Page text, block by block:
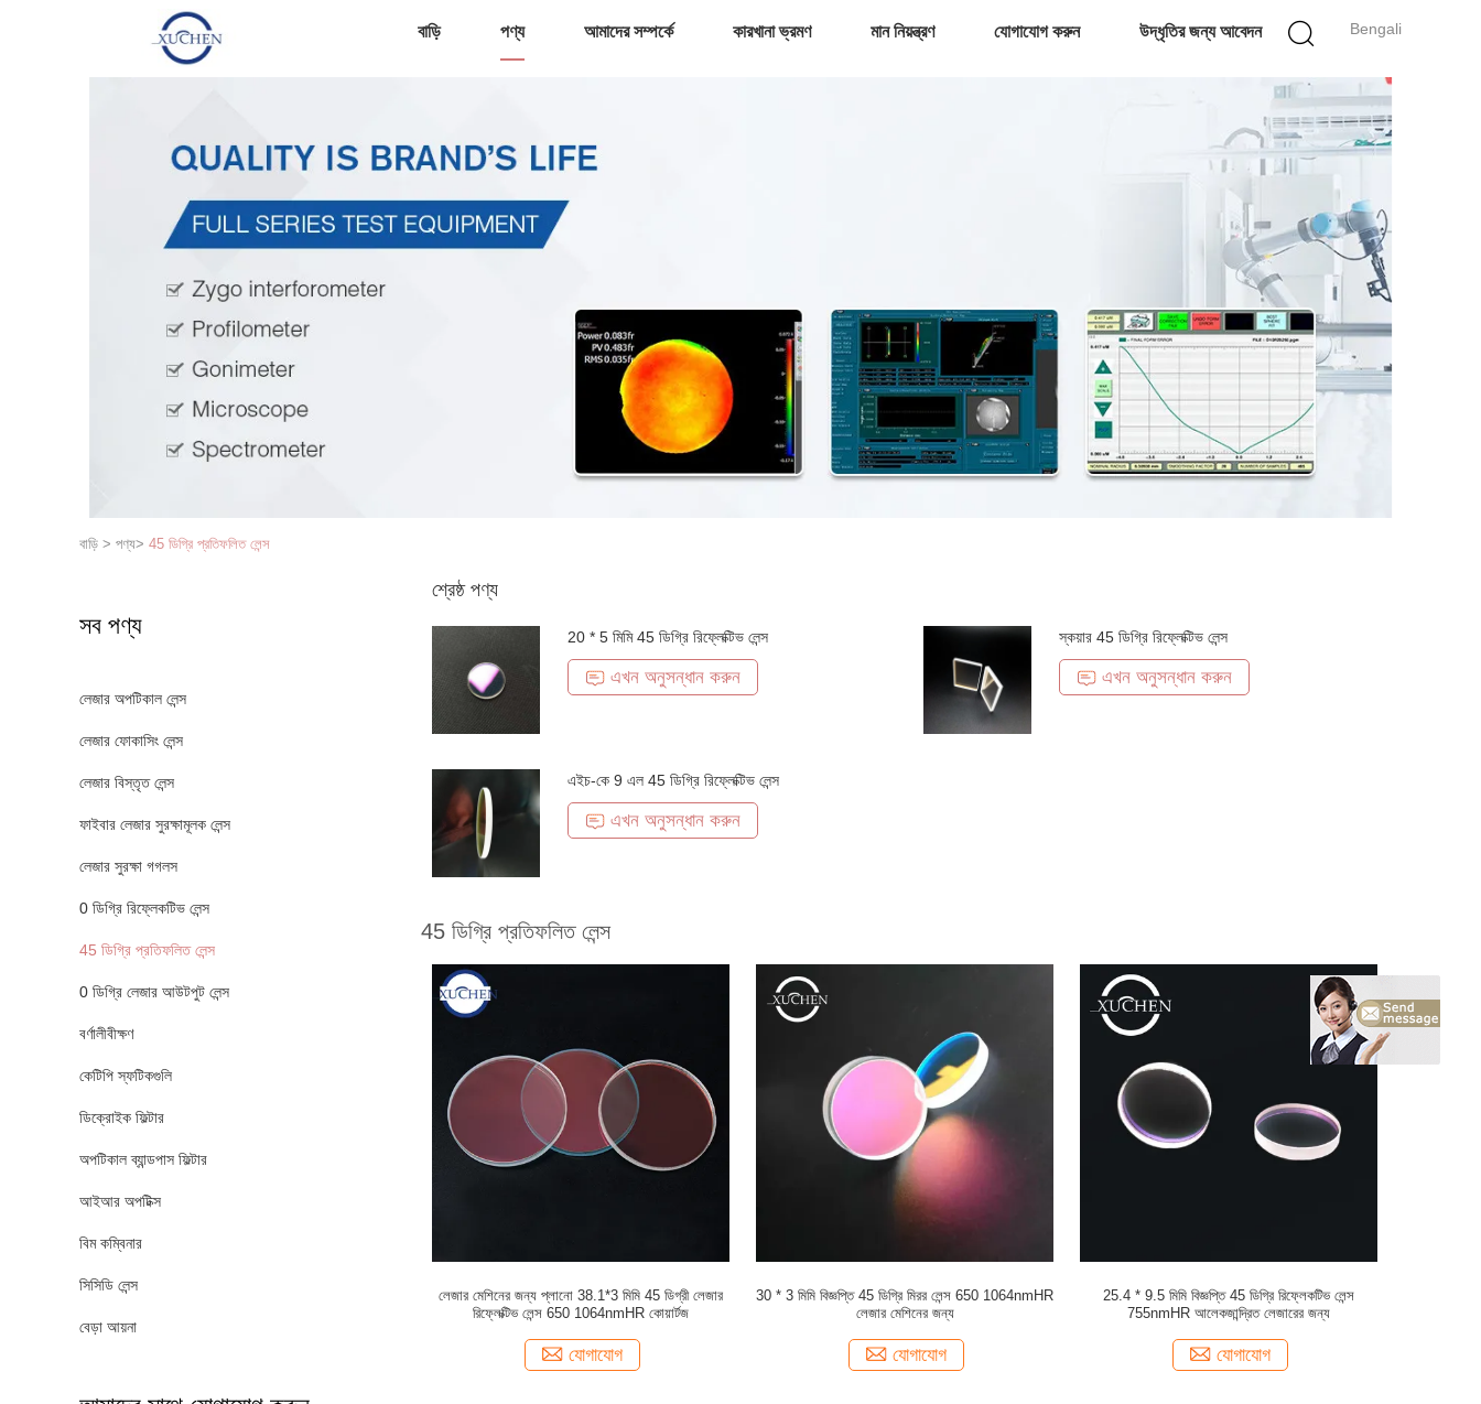
Bengali
বাড়ি পণ্য আমাদের সম্পর্কে কারখানা ভ্রমণ মান নিয়ন্ত্রণ যোগাযোগ করুন উদ্ধৃতির জন্য আবেদন
বাড়ি > পণ্য> 45 ডিগ্রি প্রতিফলিত লেন্স
সব পণ্য
লেজার অপটিকাল লেন্স
লেজার ফোকাসিং লেন্স
লেজার বিস্তৃত লেন্স
ফাইবার লেজার সুরক্ষামূলক লেন্স
লেজার সুরক্ষা গগলস
0 ডিগ্রি রিফ্লেকটিভ লেন্স
45 ডিগ্রি প্রতিফলিত লেন্স
0 ডিগ্রি লেজার আউটপুট লেন্স
বর্ণালীবীক্ষণ
কেটিপি স্ফটিকগুলি
ডিক্রোইক ফিল্টার
অপটিকাল ব্যান্ডপাস ফিল্টার
আইআর অপটিক্স
বিম কম্বিনার
সিসিডি লেন্স
বেড়া আয়না
শ্রেষ্ঠ পণ্য
20 * 5 মিমি 45 ডিগ্রি রিফ্লেক্টিভ লেন্স
এখন অনুসন্ধান করুন
স্কয়ার 45 ডিগ্রি রিফ্লেক্টিভ লেন্স
এখন অনুসন্ধান করুন
এইচ-কে 9 এল 45 ডিগ্রি রিফ্লেক্টিভ লেন্স
এখন অনুসন্ধান করুন
45 ডিগ্রি প্রতিফলিত লেন্স
লেজার মেশিনের জন্য প্লানো 38.1*3 মিমি 45 ডিগ্রী লেজার
রিফ্লেক্টিভ লেন্স 650 1064nmHR কোয়ার্টজ
যোগাযোগ
30 * 3 মিমি বিজ্ঞপ্তি 45 ডিগ্রি মিরর লেন্স 650 1064nmHR
লেজার মেশিনের জন্য
যোগাযোগ
25.4 * 9.5 মিমি বিজ্ঞপ্তি 45 ডিগ্রি রিফ্লেকটিভ লেন্স
755nmHR আলেকজান্দ্রিত লেজারের জন্য
যোগাযোগ